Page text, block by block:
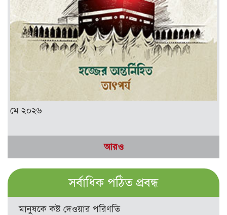
মে ২০২৬
আরও
সর্বাধিক পঠিত প্রবন্ধ
মানুষকে কষ্ট দেওয়ার পরিণতি